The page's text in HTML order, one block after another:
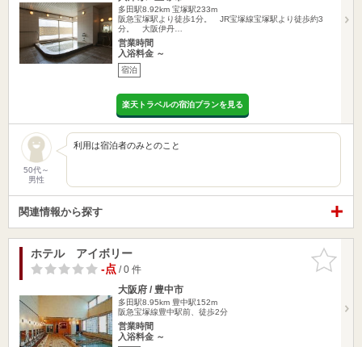
多田駅8.92km 宝塚駅233m
阪急宝塚駅より徒歩1分。 JR宝塚線宝塚駅より徒歩約3
分。 大阪伊丹…
営業時間
入浴料金 ～
宿泊
楽天トラベルの宿泊プランを見る
50代～
男性
利用は宿泊者のみとのこと
関連情報から探す
お気に入
りに追加
ホテル アイボリー
-点/ 0 件
大阪府 / 豊中市
多田駅8.95km 豊中駅152m
阪急宝塚線豊中駅前、徒歩2分
営業時間
入浴料金 ～